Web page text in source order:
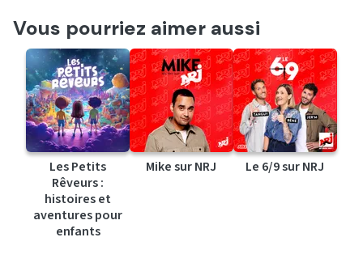
Vous pourriez aimer aussi
Les Petits
Rêveurs :
histoires et
aventures pour
enfants
Mike sur NRJ Le 6/9 sur NRJ